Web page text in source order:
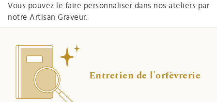
Vous pouvez le faire personnaliser dans nos ateliers par
notre Artisan Graveur.
Entretien de l'orfèvrerie